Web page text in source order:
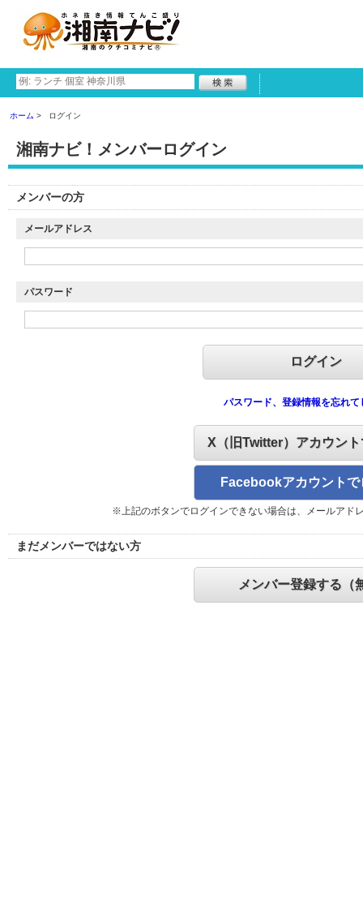
ホーム ログイン
湘南ナビ！メンバーログイン
メンバーの方
メールアドレス
パスワード
パスワード、登録情報を忘れて
X（旧Twitter）アカウン
Facebookアカウントで
※上記のボタンでログインできない場合は、メールアド
まだメンバーではない方
メンバー登録する（